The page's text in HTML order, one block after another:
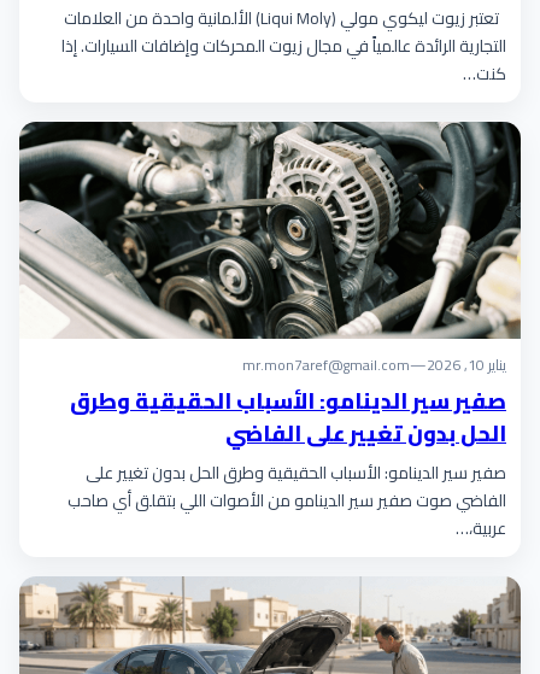
تعتبر زيوت ليكوي مولي (Liqui Moly) الألمانية واحدة من العلامات
التجارية الرائدة عالمياً في مجال زيوت المحركات وإضافات السيارات. إذا
كنت…
يناير 10, 2026 —
mr.mon7aref@gmail.com
صفير سير الدينامو: الأسباب الحقيقية وطرق
الحل بدون تغيير على الفاضي
صفير سير الدينامو: الأسباب الحقيقية وطرق الحل بدون تغيير على
الفاضي صوت صفير سير الدينامو من الأصوات اللي بتقلق أي صاحب
عربية،…